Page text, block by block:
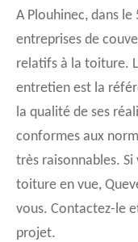
A Plouhinec, dans
entreprises de
relatifs à la toiture.
entretien est la
la qualité de ses
conformes aux
très raisonnables.
toiture en vue,
vous. Contactez-le
projet.